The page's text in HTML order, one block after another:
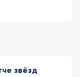
звёзд